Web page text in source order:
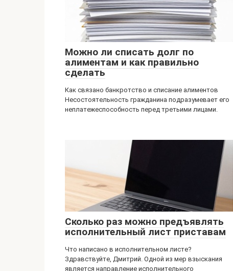
Можно ли списать долг по
алиментам и как правильно
сделать
Как связано банкротство и списание алиментов
Несостоятельность гражданина подразумевает его
неплатежеспособность перед третьими лицами.
Сколько раз можно предъявлять
исполнительный лист приставам
Что написано в исполнительном листе?
Здравствуйте, Дмитрий. Одной из мер взыскания
является направление исполнительного